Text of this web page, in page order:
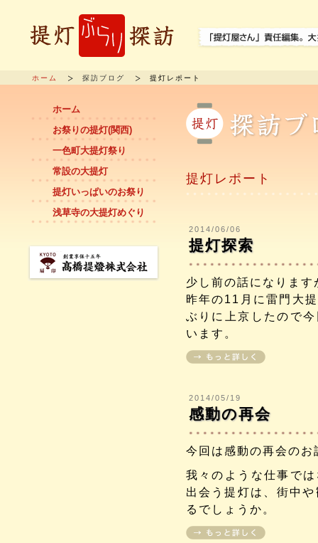
ホーム 探訪ブログ 提灯レポート
提灯レポート
2014/06/06
提灯探索
少し前の話になります
昨年の11月に雷門大
ぶりに上京したので
います。
2014/05/19
感動の再会
今回は感動の再会のお
我々のような仕事で
出会う提灯は、街中
るでしょうか。
ホーム
お祭りの提灯(関西)
一色町大提灯祭り
常設の大提灯
提灯いっぱいのお祭り
浅草寺の大提灯めぐり